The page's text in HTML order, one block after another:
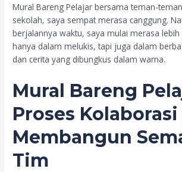
Mural Bareng Pelajar bersama teman-
sekolah, saya sempat merasa canggung.
berjalannya waktu, saya mulai merasa lebih
hanya dalam melukis, tapi juga dalam
dan cerita yang dibungkus dalam warna.
Mural Bareng
Proses
Membangun
Tim